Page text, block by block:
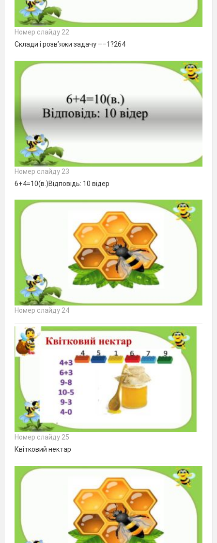
Номер слайду 22
Склади і розв’яжи задачу ––1?264
Номер слайду 23
6+4=10(в.)Відповідь: 10 відер
Номер слайду 24
Номер слайду 25
Квітковий нектар